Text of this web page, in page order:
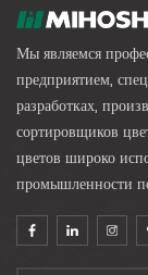
Мы являемся
предприятием,
разработках,
сортировщиков
цветов широко
промышленности